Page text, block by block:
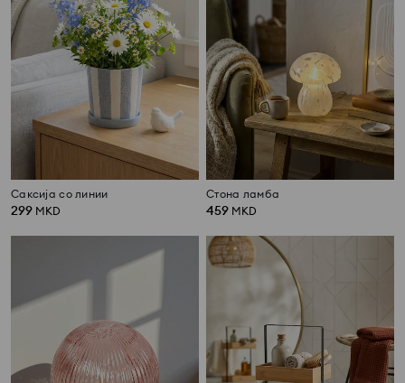
Саксија со линии
299 MKD
Стона ламба
459 MKD